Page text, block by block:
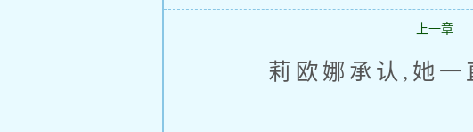
上一章
莉欧娜承认,她一